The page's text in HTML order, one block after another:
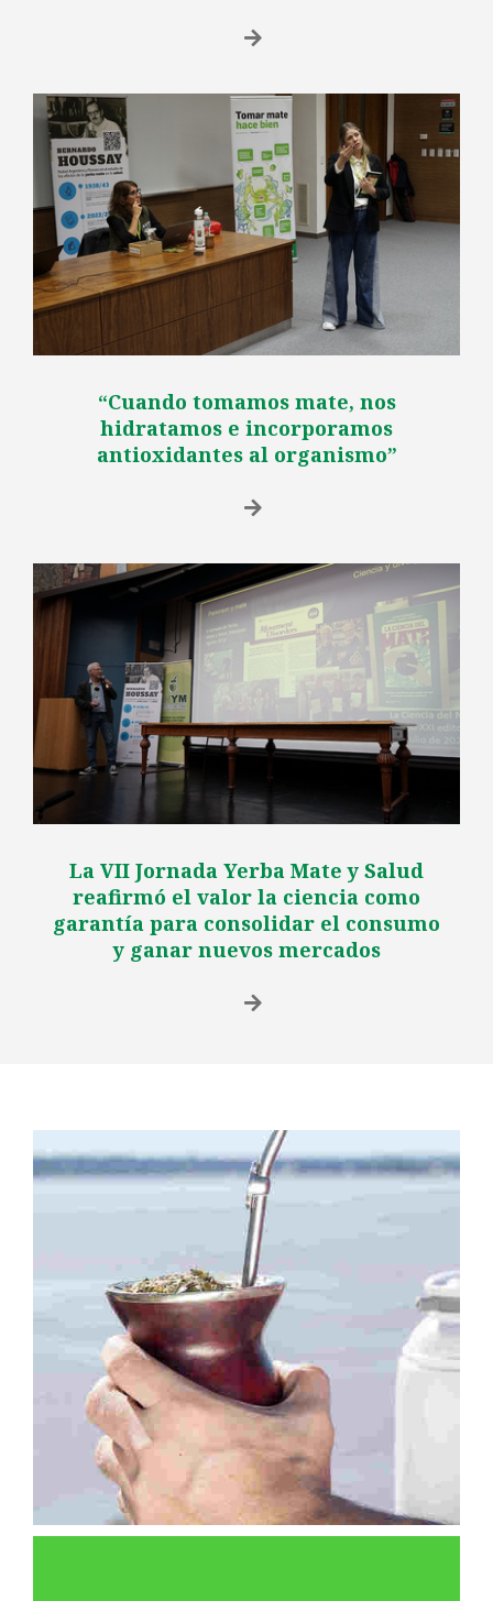
“Cuando tomamos mate, nos
hidratamos e incorporamos
antioxidantes al organismo”
La VII Jornada Yerba Mate y Salud
reafirmó el valor la ciencia como
garantía para consolidar el consumo
y ganar nuevos mercados